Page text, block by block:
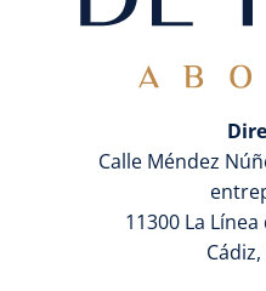
Calle Méndez
11300 La